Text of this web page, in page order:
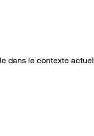
dans le contexte actuel